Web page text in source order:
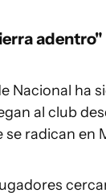
adentro"
Nacional ha
al club
se radican en